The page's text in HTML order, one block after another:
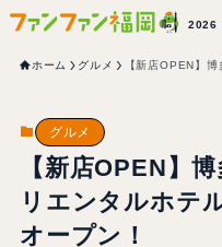
ホーム グルメ 【新店OPEN】
グルメ
【新店OPEN】
リエンタルホテ
オープン！